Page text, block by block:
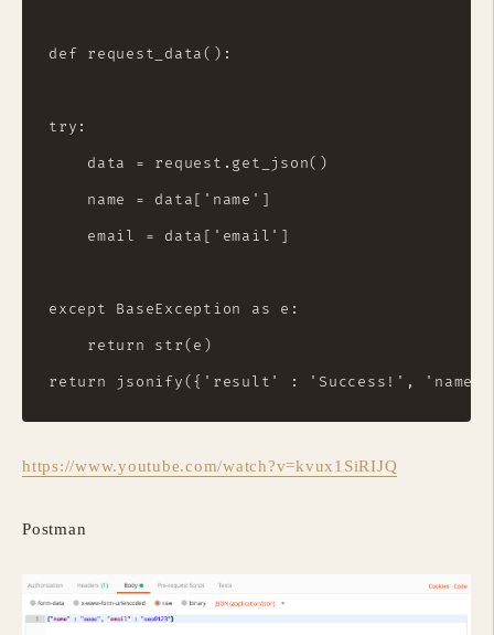
def request_data():
try:
    data = request.get_json()
    name = data['name']
    email = data['email']
except BaseException as e:
    return str(e)
https://www.youtube.com/watch?v=kvux1SiRIJQ
Postman